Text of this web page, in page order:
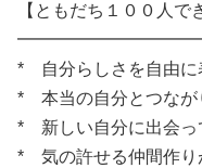
【ともだち１００人
* 自分らしさを自由に
* 本当の自分とつなが
* 新しい自分に出会っ
* 気の許せる仲間作り